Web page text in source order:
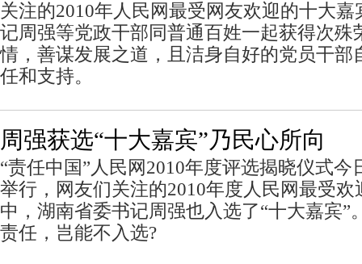
关注的2010年人民网最受网友欢迎的十大
记周强等党政干部同普通百姓一起获得次殊
情，善谋发展之道，且洁身自好的党员干部
任和支持。
周强获选“十大嘉宾”乃民心所向
“责任中国”人民网2010年度评选揭晓仪式
举行，网友们关注的2010年度人民网最受
中，湖南省委书记周强也入选了“十大嘉宾”
责任，岂能不入选?